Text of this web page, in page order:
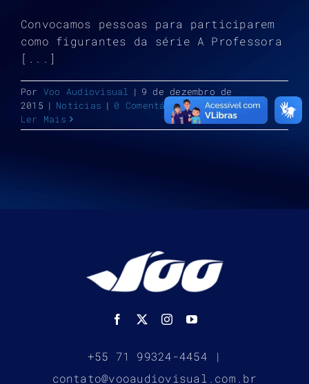
Convocamos pessoas para participarem
como figurantes da série A Professora
[...]
Por Voo Audiovisual | 9 de dezembro de
2015 | Notícias | 0 Comentários
Ler Mais
+55 71 99324-4454 |
contato@vooaudiovisual.com.br